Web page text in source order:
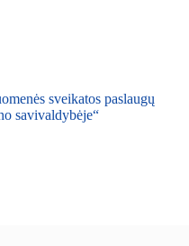
sveikatos paslaugų
savivaldybėje“